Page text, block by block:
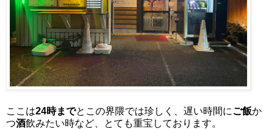
ここは24時までとこの界隈では珍しく、遅い時間にご飯か
つ酒飲みたい時など、とても重宝しております。